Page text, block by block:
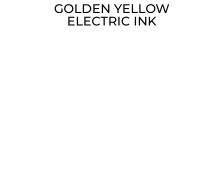
GOLDEN YELLOW
ELECTRIC INK